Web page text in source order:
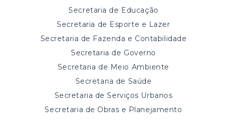
Secretaria de Educação
Secretaria de Esporte e Lazer
Secretaria de Fazenda e Contabilidade
Secretaria de Governo
Secretaria de Meio Ambiente
Secretaria de Saúde
Secretaria de Serviços Urbanos
Secretaria de Obras e Planejamento